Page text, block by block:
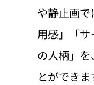
や静止画
用感」「
の人柄」を
とができま